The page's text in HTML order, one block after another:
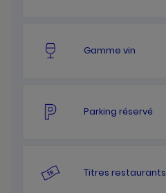
Gamme vin
Parking réservé
Titres restaurants